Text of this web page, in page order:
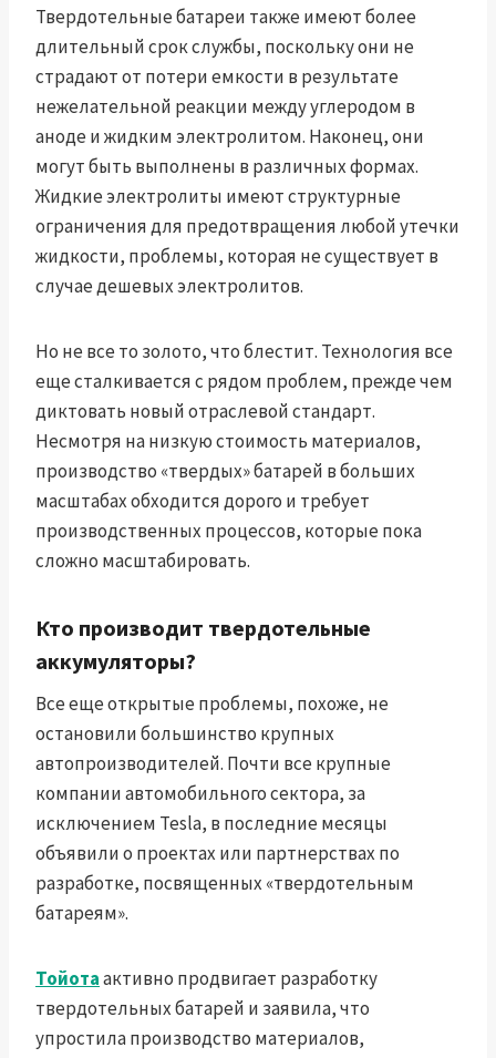
Твердотельные батареи также имеют более
длительный срок службы, поскольку они не
страдают от потери емкости в результате
нежелательной реакции между углеродом в
аноде и жидким электролитом. Наконец, они
могут быть выполнены в различных формах.
Жидкие электролиты имеют структурные
ограничения для предотвращения любой утечки
жидкости, проблемы, которая не существует в
случае дешевых электролитов.
Но не все то золото, что блестит. Технология все
еще сталкивается с рядом проблем, прежде чем
диктовать новый отраслевой стандарт.
Несмотря на низкую стоимость материалов,
производство «твердых» батарей в больших
масштабах обходится дорого и требует
производственных процессов, которые пока
сложно масштабировать.
Кто производит твердотельные
аккумуляторы?
Все еще открытые проблемы, похоже, не
остановили большинство крупных
автопроизводителей. Почти все крупные
компании автомобильного сектора, за
исключением Tesla, в последние месяцы
объявили о проектах или партнерствах по
разработке, посвященных «твердотельным
батареям».
Тойотаактивно продвигает разработку
твердотельных батарей и заявила, что
упростила производство материалов,